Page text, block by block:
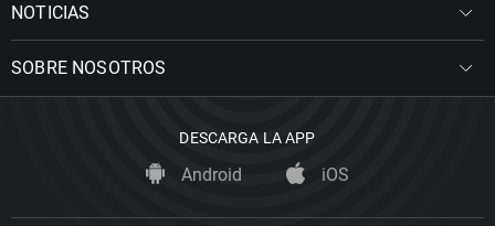
NOTICIAS
SOBRE NOSOTROS
DESCARGA LA APP
Android iOS